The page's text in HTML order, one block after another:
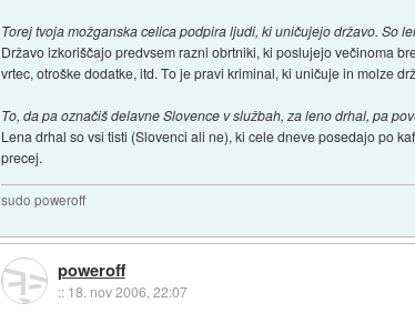
Torej tvoja možganska celica podpira ljudi, ki uničujejo državo. So
Državo izkoriščajo predvsem razni obrtniki, ki poslujejo večinoma
vrtec, otroške dodatke, itd. To je pravi kriminal, ki uničuje in molze
To, da pa označiš delavne Slovence v službah, za leno drhal, pa
Lena drhal so vsi tisti (Slovenci ali ne), ki cele dneve posedajo po
precej.
sudo poweroff
poweroff
:: 18. nov 2006, 22:07